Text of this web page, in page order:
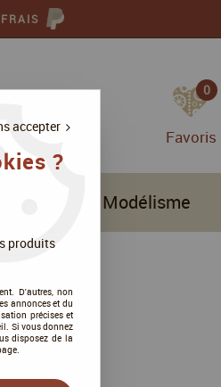
0
Favoris
Modélisme
accepter
?
produits
D'autres, non
annonces et du
précises et
Si vous donnez
disposez de la